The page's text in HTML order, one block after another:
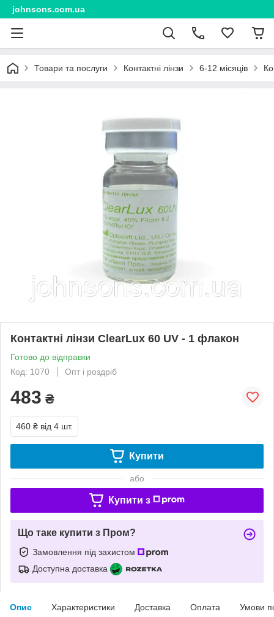
johnsons.com.ua
Товари та послуги Контактні лінзи 6-12 місяців
Контактні лінзи ClearLux 60 UV - 1 флакон
Готово до відправки
Код: 1070
Опт і роздріб
483 ₴
460 ₴ від 4 шт.
Купити
або
Купити з
Що таке купити з Пром?
Замовлення під захистом
Доступна доставка
Опис Характеристики Доставка Оплата Умови